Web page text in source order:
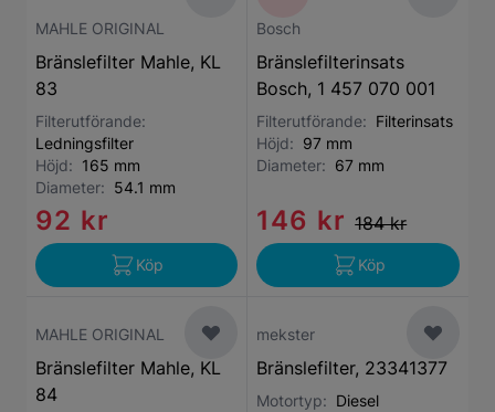
MAHLE ORIGINAL
Bränslefilter Mahle, KL
83
Filterutförande:
Ledningsfilter
Höjd: 165 mm
Diameter: 54.1 mm
92 kr
Köp
Bosch
Bränslefilterinsats
Bosch, 1 457 070 001
Filterutförande: Filterinsats
Höjd: 97 mm
Diameter: 67 mm
146 kr 184 kr
Köp
MAHLE ORIGINAL
Bränslefilter Mahle, KL
84
mekster
Bränslefilter, 23341377
Motortyp: Diesel